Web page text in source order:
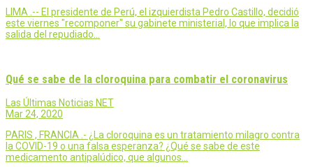
LIMA .-- El presidente de Perú, el izquierdista Pedro Castillo, decidió
este viernes "recomponer" su gabinete ministerial, lo que implica la
salida del repudiado…
Qué se sabe de la cloroquina para combatir el coronavirus
Las Últimas Noticias NET
Mar 24, 2020
PARIS , FRANCIA .- ¿La cloroquina es un tratamiento milagro contra
la COVID-19 o una falsa esperanza? ¿Qué se sabe de este
medicamento antipalúdico, que algunos…